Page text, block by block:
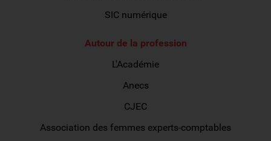
SIC numérique
Autour de la profession
L'Académie
Anecs
CJEC
Association des femmes experts-comptables